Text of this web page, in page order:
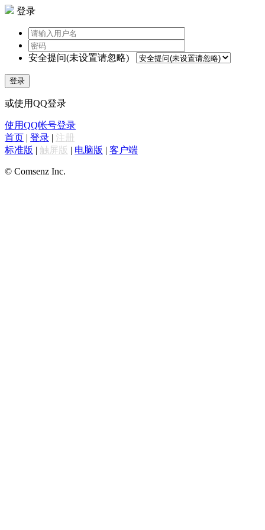
登录
安全提问(未设置请忽略)
登录
或使用QQ登录
使用QQ帐号登录
首页 | 登录 | 注册
标准版 | 触屏版 | 电脑版 | 客户端
© Comsenz Inc.